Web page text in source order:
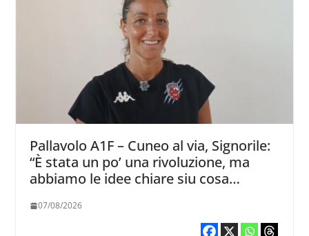
Pallavolo A1F – Cuneo al via, Signorile:
“È stata un po’ una rivoluzione, ma
abbiamo le idee chiare siu cosa
07/08/2026